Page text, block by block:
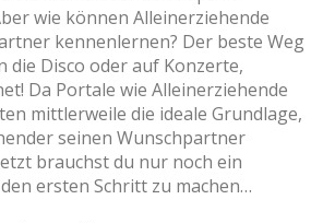
wie können Alleinerziehende
kennenlernen? Der beste Weg
die Disco oder auf Konzerte,
Da Portale wie Alleinerziehende
mittlerweile die ideale Grundlage,
seinen Wunschpartner
brauchst du nur noch ein
ersten Schritt zu machen…